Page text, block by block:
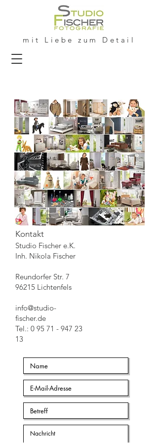
mit Liebe zum Detail
Kontakt
Studio Fischer e.K.
Inh. Nikola Fischer
Reundorfer Str. 7
96215 Lichtenfels
info@studio-
fischer.de
Tel.: 0 95 71 - 947 23
13